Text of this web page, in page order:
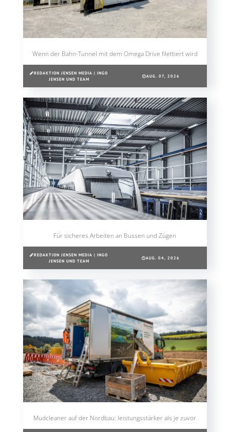
Wenn der Bahn-Tunnel mit dem Omega Drive filettiert wird
REDAKTION JENSEN MEDIA | INGO
JENSEN UND TEAM
AUG. 07, 2026
Für sicheres Arbeiten an Bussen und Zügen
REDAKTION JENSEN MEDIA | INGO
JENSEN UND TEAM
AUG. 04, 2026
Mudcleaner auf der Nordbau: leistungsstärker als je zuvor